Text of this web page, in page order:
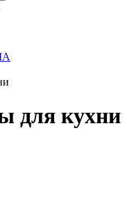
для кухни